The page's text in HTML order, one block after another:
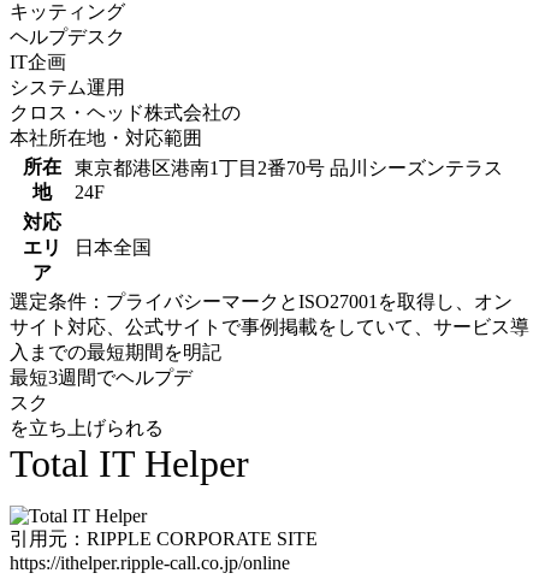
キッティング
ヘルプデスク
IT企画
システム運用
クロス・ヘッド株式会社の
本社所在地・対応範囲
所在
地
東京都港区港南1丁目2番70号 品川シーズンテラス
24F
対応
エリ
ア
日本全国
選定条件：プライバシーマークとISO27001を取得し、オン
サイト対応、公式サイトで事例掲載をしていて、サービス導
入までの最短期間を明記
最短3週間でヘルプデ
スク
を立ち上げられる
Total IT Helper
引用元：RIPPLE CORPORATE SITE
https://ithelper.ripple-call.co.jp/online